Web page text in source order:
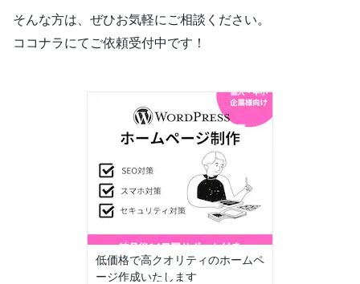
そんな方は、ぜひお気軽にご相談ください。
ココナラにてご依頼受付中です！
低価格で高クオリティのホームペ
ージ作成いたします